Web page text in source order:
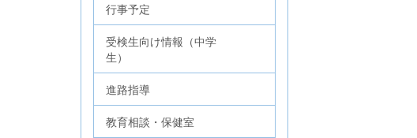
行事予定
受検生向け情報（中学
生）
進路指導
教育相談・保健室